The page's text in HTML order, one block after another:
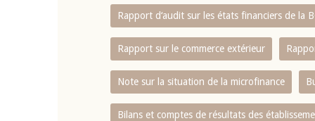
Rapport d‘audit sur les états financiers de la
Rapport sur le commerce extérieur
Note sur la situation de la microfinance
Bilans et comptes de résultats des